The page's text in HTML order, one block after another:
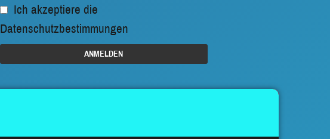
Ich akzeptiere die
Datenschutzbestimmungen